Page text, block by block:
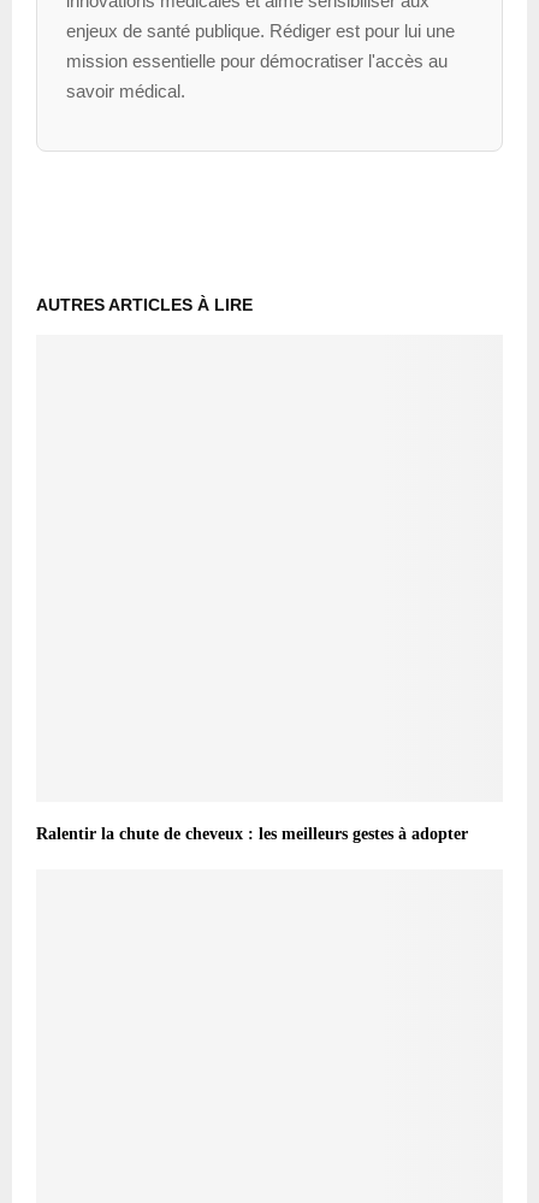
enjeux de santé publique. Rédiger est pour lui une
mission essentielle pour démocratiser l'accès au
savoir médical.
AUTRES ARTICLES À LIRE
Ralentir la chute de cheveux : les meilleurs gestes à adopter